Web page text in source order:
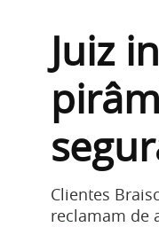
Juiz
Clientes
reclamam de